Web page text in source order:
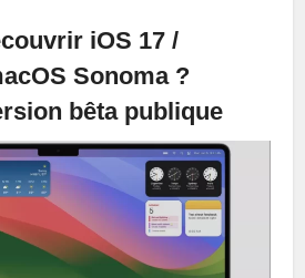
iOS 17 /
Sonoma ?
bêta publique